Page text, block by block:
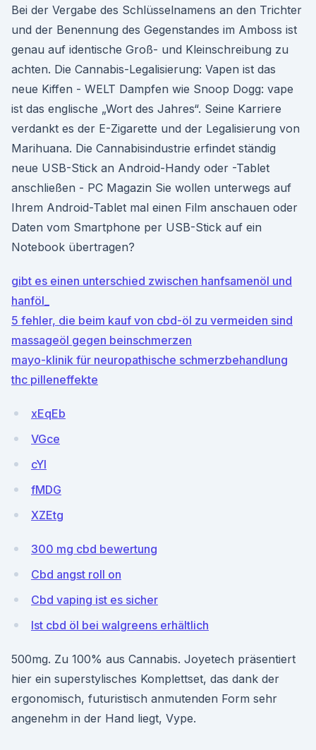
Bei der Vergabe des Schlüsselnamens an den Trichter
und der Benennung des Gegenstandes im Amboss ist
genau auf identische Groß- und Kleinschreibung zu
achten. Die Cannabis-Legalisierung: Vapen ist das
neue Kiffen - WELT Dampfen wie Snoop Dogg: vape
ist das englische „Wort des Jahres“. Seine Karriere
verdankt es der E-Zigarette und der Legalisierung von
Marihuana. Die Cannabisindustrie erfindet ständig
neue USB-Stick an Android-Handy oder -Tablet
anschließen - PC Magazin Sie wollen unterwegs auf
Ihrem Android-Tablet mal einen Film anschauen oder
Daten vom Smartphone per USB-Stick auf ein
Notebook übertragen?
gibt es einen unterschied zwischen hanfsamenöl und
hanföl_
5 fehler, die beim kauf von cbd-öl zu vermeiden sind
massageöl gegen beinschmerzen
mayo-klinik für neuropathische schmerzbehandlung
thc pilleneffekte
xEqEb
VGce
cYI
fMDG
XZEtg
300 mg cbd bewertung
Cbd angst roll on
Cbd vaping ist es sicher
Ist cbd öl bei walgreens erhältlich
500mg. Zu 100% aus Cannabis. Joyetech präsentiert
hier ein superstylisches Komplettset, das dank der
ergonomisch, futuristisch anmutenden Form sehr
angenehm in der Hand liegt, Vype.